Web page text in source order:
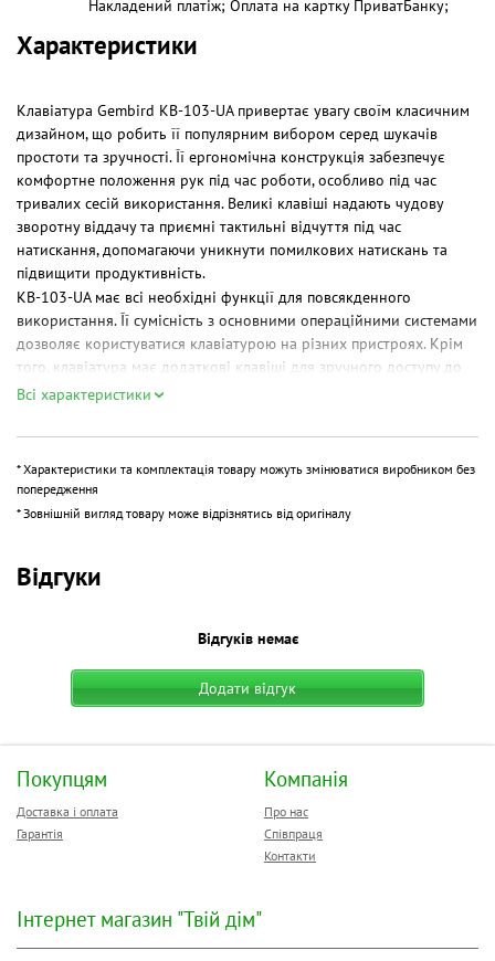
Накладений платіж; Оплата на картку ПриватБанку;
Характеристики
Клавіатура Gembird KB-103-UA привертає увагу своїм класичним
дизайном, що робить її популярним вибором серед шукачів
простоти та зручності. Її ергономічна конструкція забезпечує
комфортне положення рук під час роботи, особливо під час
тривалих сесій використання. Великі клавіші надають чудову
зворотну віддачу та приємні тактильні відчуття під час
натискання, допомагаючи уникнути помилкових натискань та
підвищити продуктивність.
KB-103-UA має всі необхідні функції для повсякденного
використання. Її сумісність з основними операційними системами
дозволяє користуватися клавіатурою на різних пристроях. Крім
того, клавіатура має додаткові клавіші для зручного доступу до
популярних функцій та швидкого виконання завдань.
ідеальним вибором для офісних робітників, студентів або просто
для повсякденного домашнього використання. Її вдосконалений
енергоощадний режим дозволяє автоматично переходити у
сплячий стан,
Всі характеристики
* Характеристики та комплектація товару можуть змінюватися виробником без
попередження
* Зовнішній вигляд товару може відрізнятись від оригіналу
Відгуки
Відгуків немає
Додати відгук
Покупцям
Доставка і оплата
Гарантія
Компанія
Про нас
Співпраця
Контакти
Інтернет магазин "Твій дім"